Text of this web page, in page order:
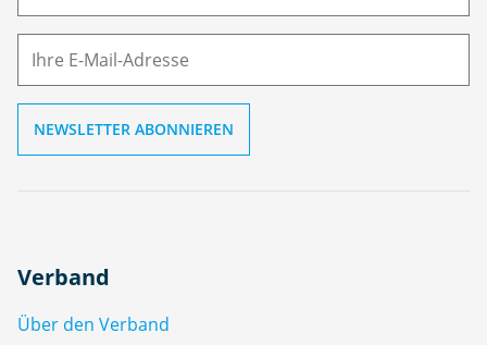
M
Verband
Über den Verband